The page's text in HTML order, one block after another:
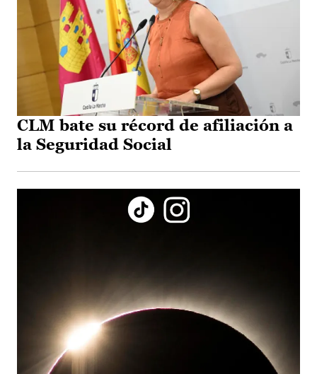
CLM bate su récord de afiliación a
la Seguridad Social